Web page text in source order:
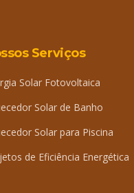
Serviços
Solar Fotovoltaica
Solar de Banho
Solar para Piscina
de Eficiência Energética